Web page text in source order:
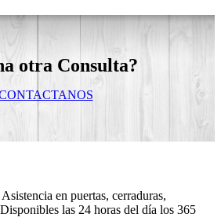
otra Consulta?
en puertas, cerraduras,
las 24 horas del día los 365